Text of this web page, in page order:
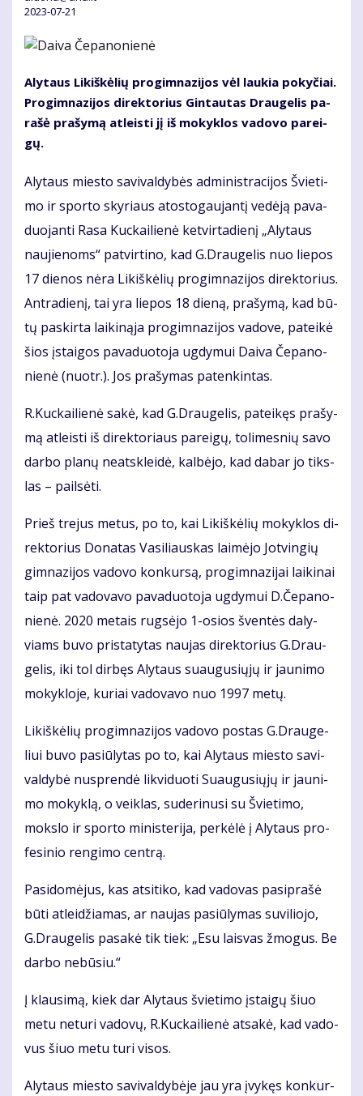
2023-07-21
Aly­taus Li­kiš­kė­lių pro­gim­na­zi­jos vėl lau­kia po­ky­čiai.
Pro­gim­na­zi­jos di­rek­to­rius Gin­tau­tas Drau­ge­lis pa­
ra­šė pra­šy­mą at­leis­ti jį iš mo­kyk­los va­do­vo pa­rei­
gų.
Aly­taus mies­to sa­vi­val­dy­bės ad­mi­nist­ra­ci­jos Švie­ti­
mo ir spor­to sky­riaus atos­to­gau­jan­tį ve­dė­ją pa­va­
duo­jan­ti Ra­sa Kuc­kai­lie­nė ket­vir­ta­die­nį „Aly­taus
nau­jie­noms“ pa­tvir­ti­no, kad G.Drau­ge­lis nuo lie­pos
17 die­nos nė­ra Li­kiš­kė­lių pro­gim­na­zi­jos di­rek­to­rius.
Ant­ra­die­nį, tai yra lie­pos 18 die­ną, pra­šy­mą, kad bū­
tų pa­skir­ta lai­ki­ną­ja pro­gim­na­zi­jos va­do­ve, pa­tei­kė
šios įstai­gos pa­va­duo­to­ja ug­dy­mui Dai­va Če­pa­no­
nie­nė (nuotr.). Jos pra­šy­mas pa­ten­kin­tas.
R.Kuc­kai­lie­nė sa­kė, kad G.Drau­ge­lis, pa­tei­kęs pra­šy­
mą at­leis­ti iš di­rek­to­riaus pa­rei­gų, to­li­mes­nių sa­vo
dar­bo pla­nų ne­at­sklei­dė, kal­bė­jo, kad da­bar jo tiks­
las – pail­sė­ti.
Prieš tre­jus me­tus, po to, kai Li­kiš­kė­lių mo­kyk­los di­
rek­to­rius Do­na­tas Va­si­liaus­kas lai­mė­jo Jot­vin­gių
gim­na­zi­jos va­do­vo kon­kur­są, pro­gim­na­zi­jai lai­ki­nai
taip pat va­do­va­vo pa­va­duo­to­ja ug­dy­mui D.Če­pa­no­
nie­nė. 2020 me­tais rug­sė­jo 1-osios šven­tės da­ly­
viams bu­vo pri­sta­ty­tas nau­jas di­rek­to­rius G.Drau­
ge­lis, iki tol dir­bęs Aly­taus su­au­gu­sių­jų ir jau­ni­mo
mo­kyk­lo­je, ku­riai va­do­va­vo nuo 1997 me­tų.
Li­kiš­kė­lių pro­gim­na­zi­jos va­do­vo pos­tas G.Drau­ge­
liui bu­vo pa­siū­ly­tas po to, kai Aly­taus mies­to sa­vi­
val­dy­bė nu­spren­dė lik­vi­duo­ti Su­au­gu­sių­jų ir jau­ni­
mo mo­kyk­lą, o veik­las, su­de­ri­nu­si su Švie­ti­mo,
moks­lo ir spor­to mi­nis­te­ri­ja, per­kė­lė į Aly­taus pro­
fe­si­nio ren­gi­mo cen­trą.
Pa­si­do­mė­jus, kas at­si­ti­ko, kad va­do­vas pa­si­pra­šė
bū­ti at­lei­džia­mas, ar nau­jas pa­siū­ly­mas su­vi­lio­jo,
G.Drau­ge­lis pa­sa­kė tik tiek: „Esu lais­vas žmo­gus. Be
dar­bo ne­bū­siu.“
Į klau­si­mą, kiek dar Aly­taus švie­ti­mo įstai­gų šiuo
me­tu ne­tu­ri va­do­vų, R.Kuc­kai­lie­nė at­sa­kė, kad va­do­
vus šiuo me­tu tu­ri vi­sos.
Aly­taus mies­to sa­vi­val­dy­bė­je jau yra įvy­kęs kon­kur­